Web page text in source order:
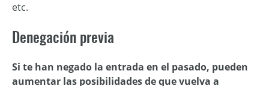
etc.
Denegación previa
Si te han negado la entrada en el pasado, pueden
aumentar las posibilidades de que vuelva a